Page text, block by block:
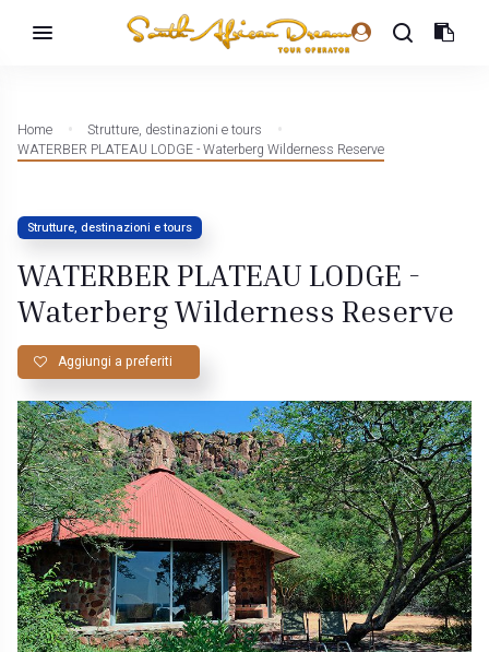
Home
Strutture, destinazioni e tours
WATERBER PLATEAU LODGE - Waterberg Wilderness Reserve
Strutture, destinazioni e tours
WATERBER PLATEAU LODGE -
Waterberg Wilderness Reserve
Aggiungi a preferiti